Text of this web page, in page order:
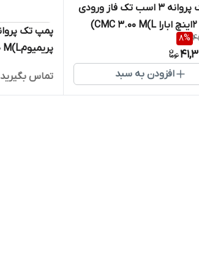
پمپ تک پروانه 3 اسب تک فاز ورودی
8%
افزودن به سبد
پریمیومAGA 1.00 M(L)
تماس بگیرید